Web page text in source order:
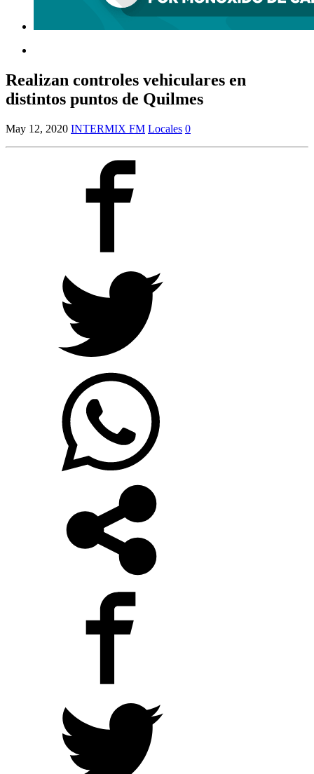
Realizan controles vehiculares en
distintos puntos de Quilmes
May 12, 2020 INTERMIX FM Locales 0